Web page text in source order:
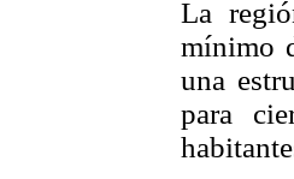
La
mínimo
una
para